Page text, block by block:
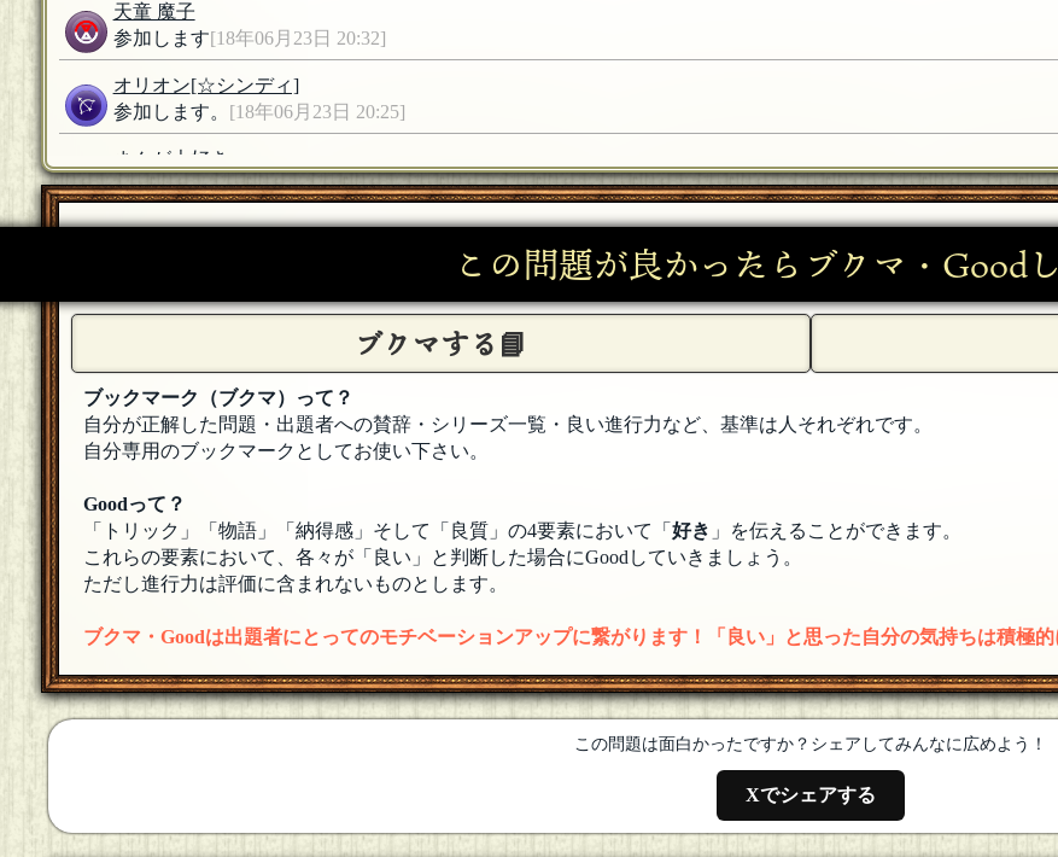
天童 魔子
参加します[18年06月23日 20:32]
オリオン[☆シンディ]
参加します。
[18年06月23日 20:25]
まんが大好き
よろしくお願いします[18年06月23日 20:25]
黒井由紀
参加します。よろしくお願いいたします。 [18年06月23日 20:24]
この問題が良かったらブクマ・Good
ブクマする📘
ブックマーク（ブクマ）って？
自分が正解した問題・出題者への賛辞・シリーズ一覧・良い進行力など、基準は人それぞれです。
自分専用のブックマークとしてお使い下さい。
Goodって？
「トリック」「物語」「納得感」そして「良質」の4要素において「 好き 」を伝えることができます。
これらの要素において、各々が「良い」と判断した場合にGoodしていきましょう。
ただし進行力は評価に含まれないものとします。
ブクマ・Goodは出題者にとってのモチベーションアップに繋がります！「良い」と思った自分の気持ちは積極的
この問題は面白かったですか？シェアしてみんなに広めよう！
Xでシェアする